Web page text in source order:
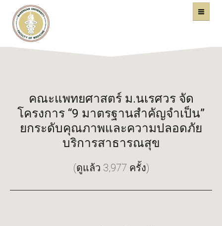
คณะแพทยศาสตร์
คณะแพทยศาสตร์ ม.นเรศวร จัด
โครงการ “9 มาตรฐานสำคัญจำเป็น”
ยกระดับคุณภาพและความปลอดภัย
บริการสาธารณสุข
(ดูแล้ว 3,977 ครั้ง)